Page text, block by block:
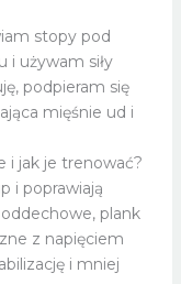
stopy pod
i używam siły
podpieram się
mięśnie ud i
i jak je trenować?
i poprawiają
plank
z napięciem
i mniej